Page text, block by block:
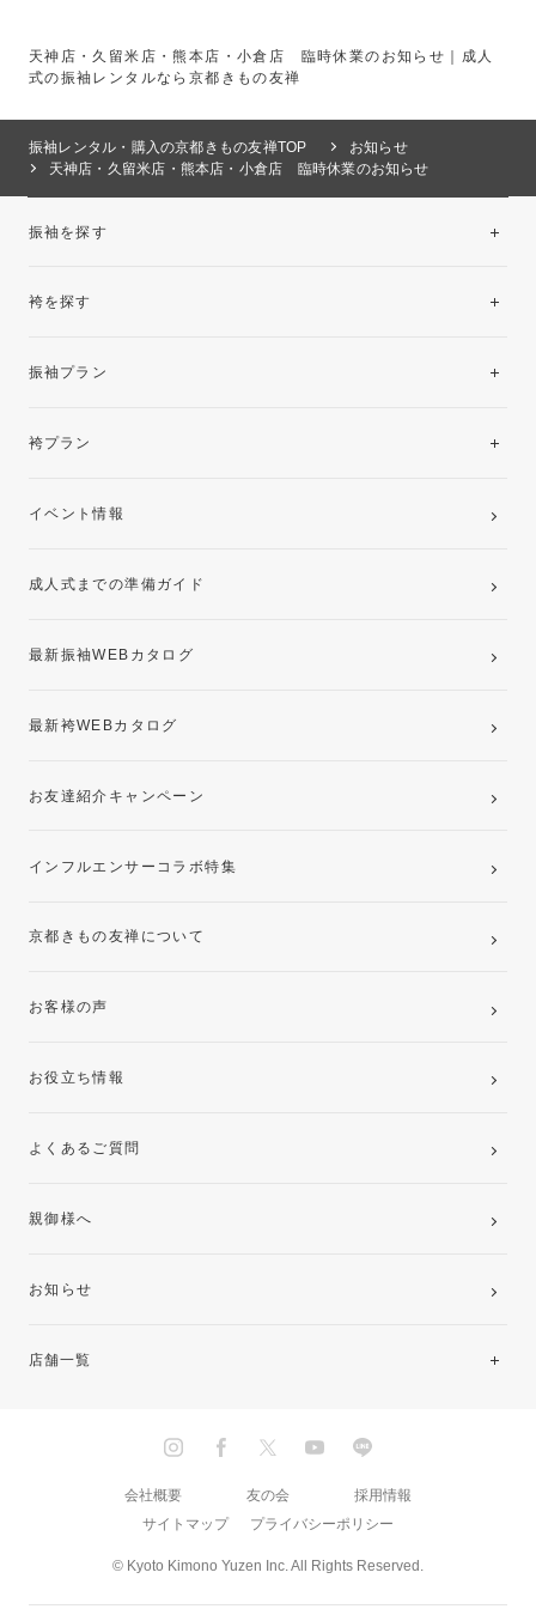
天神店・久留米店・熊本店・小倉店 臨時休業のお知らせ｜成人
式の振袖レンタルなら京都きもの友禅
振袖レンタル・購入の京都きもの友禅TOP
お知らせ
天神店・久留米店・熊本店・小倉店 臨時休業のお知らせ
振袖を探す
袴を探す
振袖プラン
レンタルプラン
袴プラン
卒業袴レンタルプラン
イベント情報
成人式までの準備ガイド
最新振袖WEBカタログ
最新袴WEBカタログ
お友達紹介キャンペーン
インフルエンサーコラボ特集
京都きもの友禅について
お客様の声
お役立ち情報
よくあるご質問
親御様へ
お知らせ
店舗一覧
© Kyoto Kimono Yuzen Inc. All Rights Reserved.
会社概要 友の会
採用情報
サイトマップ
プライバシーポリシー